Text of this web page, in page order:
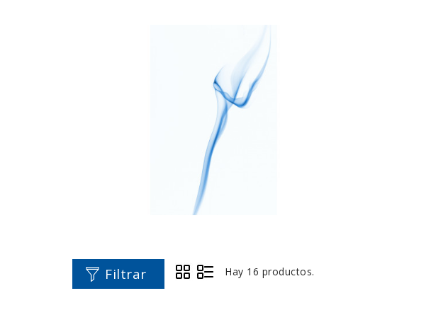
Filtrar Hay 16 productos.